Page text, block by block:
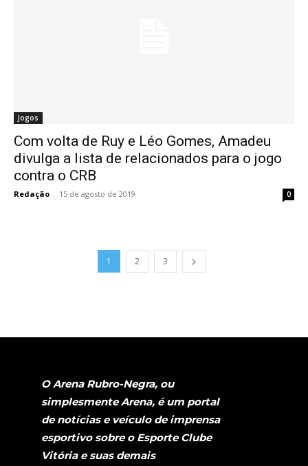
Jogos
Com volta de Ruy e Léo Gomes, Amadeu
divulga a lista de relacionados para o jogo
contra o CRB
Redação - 15 de agosto de 2019 0
1 2 3
O Arena Rubro-Negra, ou
simplesmente Arena, é um portal
de notícias e veículo de imprensa
esportivo sobre o Esporte Clube
Vitória e suas demais